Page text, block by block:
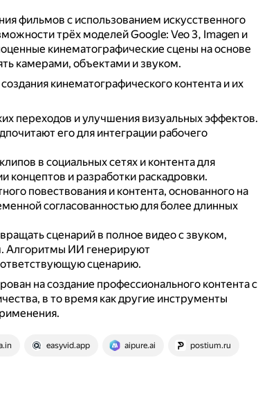
фильмов с использованием искусственного
трёх моделей Google: Veo 3, Imagen и
кинематографические сцены на основе
камерами, объектами и звуком.
кинематографического контента и их
переходов и улучшения визуальных эффектов.
его для интеграции рабочего
в социальных сетях и контента для
концептов и разработки раскадровки.
повествования и контента, основанного на
согласованностью для более длинных
сценарий в полное видео с звуком,
Алгоритмы ИИ генерируют
сценарию.
на создание профессионального контента с
в то время как другие инструменты
easyvid.app aipure.ai postium.ru